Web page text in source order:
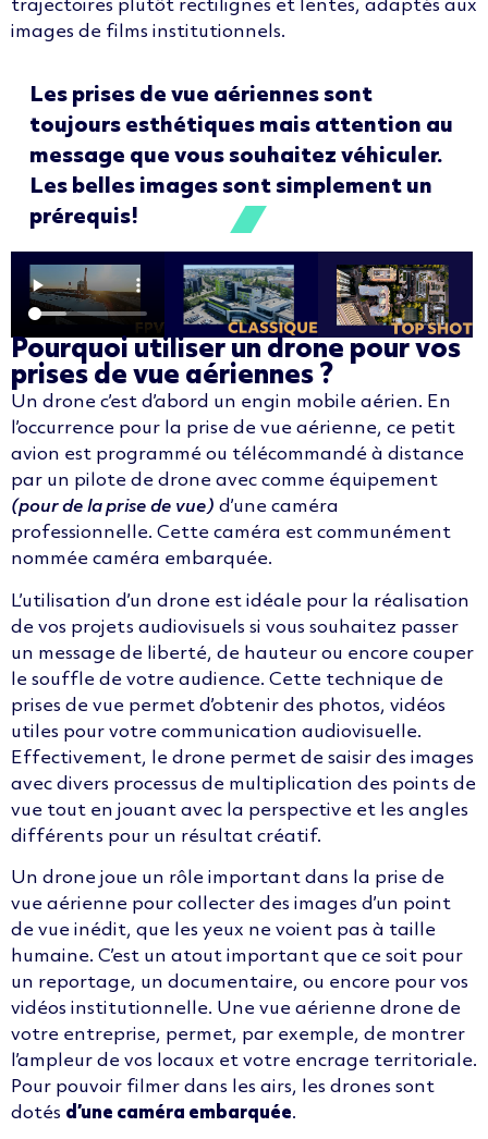
trajectoires plutôt rectilignes et lentes, adaptés aux
images de films institutionnels.
Les prises de vue aériennes sont
toujours esthétiques mais attention au
message que vous souhaitez véhiculer.
Les belles images sont simplement un
prérequis!
Pourquoi utiliser un drone pour vos
prises de vue aériennes ?
Un drone c’est d’abord un engin mobile aérien. En
l’occurrence pour la prise de vue aérienne, ce petit
avion est programmé ou télécommandé à distance
par un pilote de drone avec comme équipement
(pour de la prise de vue) d’une caméra
professionnelle. Cette caméra est communément
nommée caméra embarquée.
L’utilisation d’un drone est idéale pour la réalisation
de vos projets audiovisuels si vous souhaitez passer
un message de liberté, de hauteur ou encore couper
le souffle de votre audience. Cette technique de
prises de vue permet d’obtenir des photos, vidéos
utiles pour votre communication audiovisuelle.
Effectivement, le drone permet de saisir des images
avec divers processus de multiplication des points de
vue tout en jouant avec la perspective et les angles
différents pour un résultat créatif.
Un drone joue un rôle important dans la prise de
vue aérienne pour collecter des images d’un point
de vue inédit, que les yeux ne voient pas à taille
humaine. C’est un atout important que ce soit pour
un reportage, un documentaire, ou encore pour vos
vidéos institutionnelle. Une vue aérienne drone de
votre entreprise, permet, par exemple, de montrer
l’ampleur de vos locaux et votre encrage territoriale.
Pour pouvoir filmer dans les airs, les drones sont
dotés d’une caméra embarquée.